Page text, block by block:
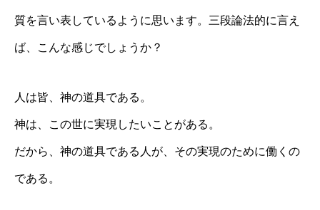
質を言い表しているように思います。三段論法的に言え
ば、こんな感じでしょうか？
人は皆、神の道具である。
神は、この世に実現したいことがある。
だから、神の道具である人が、その実現のために働くの
である。